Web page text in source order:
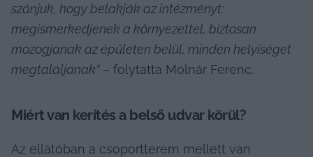
szánjuk, hogy belakják az intézményt:
megismerkedjenek a környezettel, biztosan
mozogjanak az épületen belül, minden helyiséget
megtaláljanak” – folytatta Molnár Ferenc.
Miért van kerítés a belső udvar körül?
Az ellátóban a csoportterem mellett van